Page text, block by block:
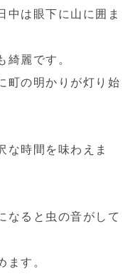
中は眼下に山に囲ま
麗です。
町の明かりが灯り始
な時間を味わえま
なると虫の音がして
す。